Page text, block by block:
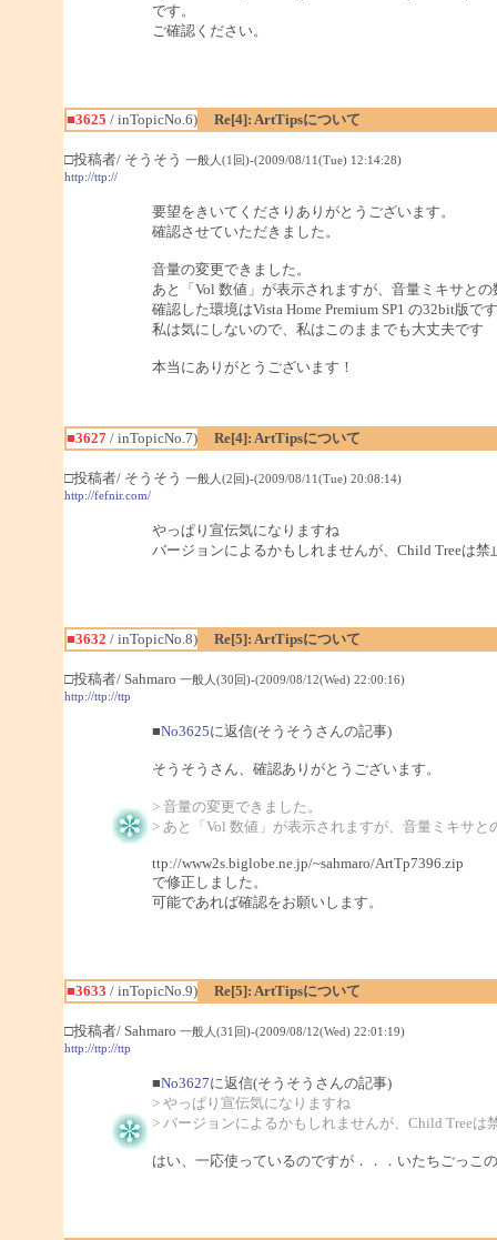
です。
ご確認ください。
■3625 / inTopicNo.6) Re[4]: ArtTipsについて
□投稿者/ そうそう 一般人(1回)-(2009/08/11(Tue) 12:14:28)
http://ttp://
要望をきいてくださりありがとうございます。
確認させていただきました。
音量の変更できました。
あと「Vol 数値」が表示されますが、音量ミキサと
確認した環境はVista Home Premium SP1 の32bit版で
私は気にしないので、私はこのままでも大丈夫です
本当にありがとうございます！
■3627/ inTopicNo.7) Re[4]: ArtTipsについて
□投稿者/ そうそう 一般人(2回)-(2009/08/11(Tue) 20:08:14)
http://fefnir.com/
やっぱり宣伝気になりますね
バージョンによるかもしれませんが、Child Treeは
■3632 / inTopicNo.8) Re[5]: ArtTipsについて
□投稿者/ Sahmaro 一般人(30回)-(2009/08/12(Wed) 22:00:16)
http://ttp://ttp
■No3625に返信(そうそうさんの記事)
そうそうさん、確認ありがとうございます。
> 音量の変更できました。
> あと「Vol 数値」が表示されますが、音量ミキサ
ttp://www2s.biglobe.ne.jp/~sahmaro/ArtTp7396.zip
で修正しました。
可能であれば確認をお願いします。
■3633 / inTopicNo.9) Re[5]: ArtTipsについて
□投稿者/ Sahmaro 一般人(31回)-(2009/08/12(Wed) 22:01:19)
http://ttp://ttp
■No3627に返信(そうそうさんの記事)
> やっぱり宣伝気になりますね
> バージョンによるかもしれませんが、Child Treeは
はい、一応使っているのですが．．．いたちごっこ